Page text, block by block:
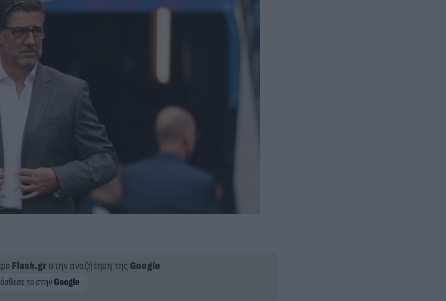
Flash.grστην αναζήτηση της Google